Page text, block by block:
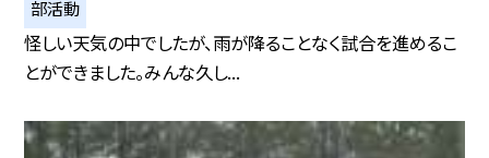
部活動
怪しい天気の中でしたが、雨が降ることなく試合を進めるこ
とができました。みんな久し...